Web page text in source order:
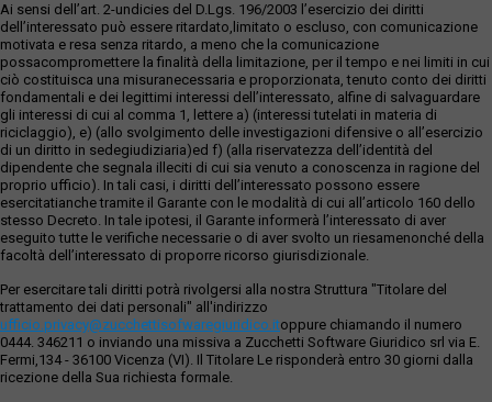
Ai sensi dell’art. 2-undicies del D.Lgs. 196/2003 l’esercizio dei diritti
dell’interessato può essere ritardato,limitato o escluso, con comunicazione
motivata e resa senza ritardo, a meno che la comunicazione
possacompromettere la finalità della limitazione, per il tempo e nei limiti in cui
ciò costituisca una misuranecessaria e proporzionata, tenuto conto dei diritti
fondamentali e dei legittimi interessi dell’interessato, alfine di salvaguardare
gli interessi di cui al comma 1, lettere a) (interessi tutelati in materia di
riciclaggio), e) (allo svolgimento delle investigazioni difensive o all’esercizio
di un diritto in sedegiudiziaria)ed f) (alla riservatezza dell’identità del
dipendente che segnala illeciti di cui sia venuto a conoscenza in ragione del
proprio ufficio). In tali casi, i diritti dell’interessato possono essere
esercitatianche tramite il Garante con le modalità di cui all’articolo 160 dello
stesso Decreto. In tale ipotesi, il Garante informerà l’interessato di aver
eseguito tutte le verifiche necessarie o di aver svolto un riesamenonché della
facoltà dell’interessato di proporre ricorso giurisdizionale.
Per esercitare tali diritti potrà rivolgersi alla nostra Struttura "Titolare del
trattamento dei dati personali" all'indirizzo
ufficio.privacy@zucchettisofwaregiuridico.itoppure chiamando il numero
0444. 346211 o inviando una missiva a Zucchetti Software Giuridico srl via E.
Fermi,134 - 36100 Vicenza (VI). Il Titolare Le risponderà entro 30 giorni dalla
ricezione della Sua richiesta formale.